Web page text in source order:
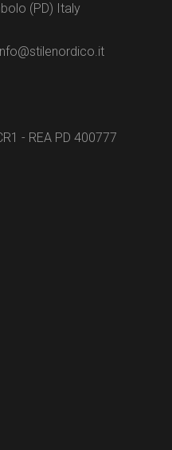
(PD) Italy
- REA PD 400777